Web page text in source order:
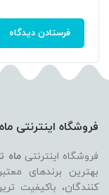
فروشگاه اینترنتی
فروشگاه اینترنتیماه
بهترین برندهای
کنندگان، باکیفیت